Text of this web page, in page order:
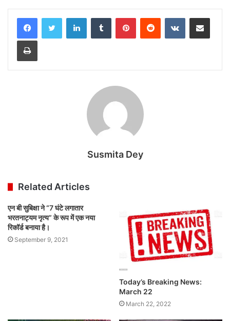
LinkedInTumblr PinterestReddit VKontakteShare via Email
Print
Susmita Dey
Related Articles
एन बी सुबिक्षा ने “7 घंटे लगातार
भरतनाट्यम नृत्य” के रूप में एक नया
रिकॉर्ड बनाया है।
September 9, 2021
Today’s Breaking News:
March 22
March 22, 2022